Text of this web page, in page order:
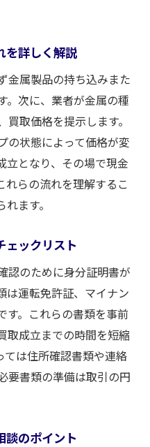
を詳しく解説
金属製品の持ち込みまた
。次に、業者が金属の種
取価格を提示します。
の状態によって価格が変
立となり、その場で現金
れらの流れを理解するこ
ます。
ェックリスト
認のために身分証明書が
は運転免許証、マイナン
す。これらの書類を事前
取成立までの時間を短縮
ては住所確認書類や連絡
要書類の準備は取引の円
談のポイント